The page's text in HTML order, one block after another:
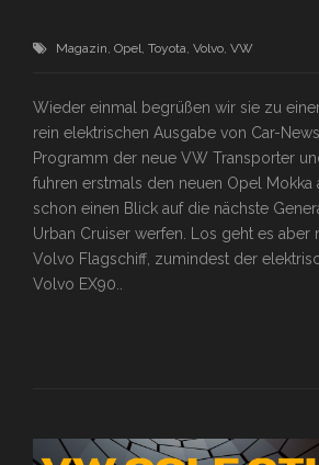
Magazin, Opel, Toyota, Volvo, VW
Wieder einmal begrüßen wir sie zu
rein elektrischen Ausgabe von Car-
Programm der neue VW Transporter
fuhren erstmals den neuen Opel Mokka
schon einen Blick auf die nächste
Urban Cruiser werfen. Los geht es aber
Volvo Flagschiff, zumindest der
Volvo EX90..